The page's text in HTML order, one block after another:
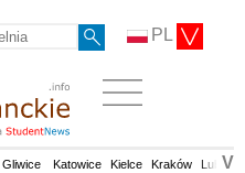
PL
Gliwice Katowice Kielce Kraków Lublin
V